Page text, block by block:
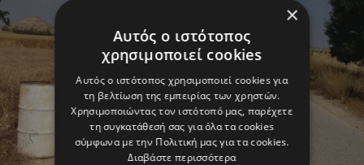
×
Αυτός ο ιστότοπος
χρησιμοποιεί cookies
Αυτός ο ιστότοπος χρησιμοποιεί cookies για
τη βελτίωση της εμπειρίας των χρηστών.
Χρησιμοποιώντας τον ιστότοπό μας, παρέχετε
τη συγκατάθεσή σας για όλα τα cookies
σύμφωνα με την Πολιτική μας για τα cookies.
Διαβάστε περισσότερα